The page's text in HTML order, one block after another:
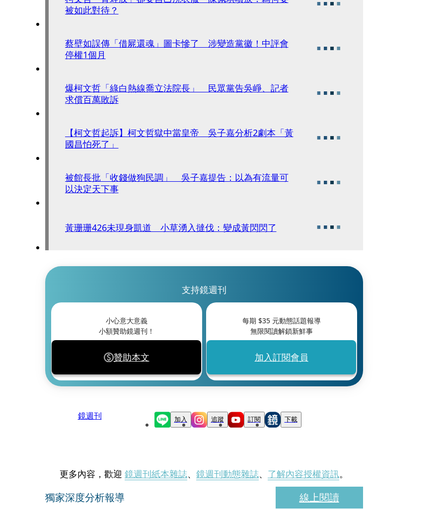
被如此對待？
蔡壁如誤傳「借屍還魂」圖卡慘了 涉變造黨徽！中評會
停權1個月
爆柯文哲「綠白熱線喬立法院長」 民眾黨告吳崢、記者
求償百萬敗訴
【柯文哲起訴】柯文哲獄中當皇帝 吳子嘉分析2劇本「黃
國昌怕死了」
被館長批「收錢做狗民調」 吳子嘉提告：以為有流量可
以決定天下事
黃珊珊426未現身凱道 小草湧入撻伐：變成黃閃閃了
支持鏡週刊
小心意大意義
小額贊助鏡週刊！
贊助本文
每期 $35元動態話題報導
無限閱讀解鎖新鮮事
加入訂閱會員
鏡週刊 加入 追蹤 訂閱 下載
更多內容，歡迎 鏡週刊紙本雜誌、 鏡週刊動態雜誌、 了解內容授權資訊。
獨家深度分析報導 線上閱讀